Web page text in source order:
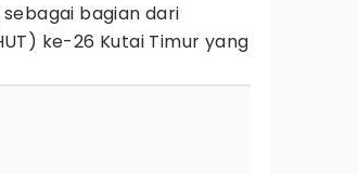
bagian dari
ke-26 Kutai Timur yang